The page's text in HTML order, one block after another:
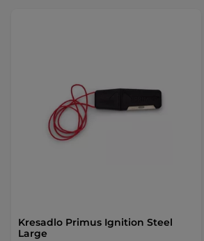
Kresadlo Primus Ignition Steel
Large